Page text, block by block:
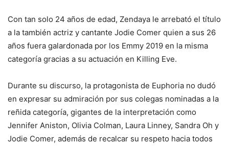
Con tan solo 24 años de edad, Zendaya le arrebató el título
a la también actriz y cantante Jodie Comer quien a sus 26
años fuera galardonada por los Emmy 2019 en la misma
categoría gracias a su actuación en Killing Eve.
Durante su discurso, la protagonista de Euphoria no dudó
en expresar su admiración por sus colegas nominadas a la
reñida categoría, gigantes de la interpretación como
Jennifer Aniston, Olivia Colman, Laura Linney, Sandra Oh y
Jodie Comer, además de recalcar su respeto hacia todos